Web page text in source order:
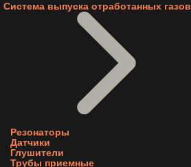
Система выпуска отработанных газов
Резонаторы
Датчики
Глушители
Трубы приемные